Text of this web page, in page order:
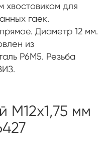
хвостовиком для
гаек.
Диаметр 12 мм.
из
Р6М5. Резьба
М12х1,75 мм